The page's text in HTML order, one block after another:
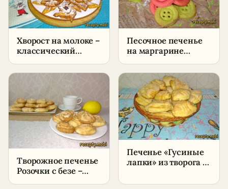
Хворост на молоке –
классический
домашних условиях
Песочное печенье
на маргарине
Творожное печенье
Розочки с безе –
Печенье «Гусиные
лапки» из творога –
в домашних